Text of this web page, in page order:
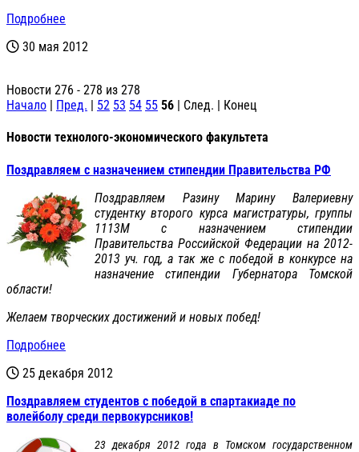
Подробнее
30 мая 2012
Новости 276 - 278 из 278
Начало | Пред. | 52 53 54 55 56 | След. | Конец
Новости технолого-экономического факультета
Поздравляем с назначением стипендии Правительства РФ
Поздравляем Разину Марину Валериевну
студентку второго курса магистратуры, группы
1113М с назначением стипендии
Правительства Российской Федерации на 2012-
2013 уч. год, а так же с победой в конкурсе на
назначение стипендии Губернатора Томской
области!
Желаем творческих достижений и новых побед!
Подробнее
25 декабря 2012
Поздравляем студентов с победой в спартакиаде по
волейболу среди первокурсников!
23 декабря 2012 года в Томском государственном